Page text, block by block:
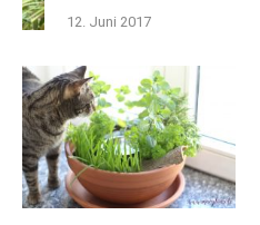
12. Juni 2017